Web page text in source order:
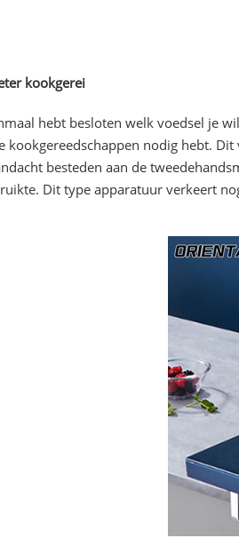
kookgerei
hebt besloten welk voedsel je
kookgereedschappen nodig hebt.
besteden aan de
Dit type apparatuur verkeert